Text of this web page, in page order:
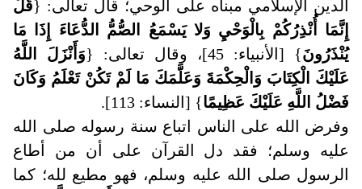
الدين الإسلامي مبناه على الوحي؛ قال تعالى: {قُلْ
إِنَّمَا أُنْذِرُكُمْ بِالْوَحْيِ وَلا يَسْمَعُ الصُّمُّ الدُّعَاءَ إِذَا مَا
يُنْذَرُونَ} [الأنبياء: 45]، وقال تعالى: {
وَأَنْزَلَ اللَّهُ
عَلَيْكَ الْكِتَابَ وَالْحِكْمَةَ وَعَلَّمَكَ مَا لَمْ تَكُنْ تَعْلَمُ وَكَانَ
فَضْلُ اللَّهِ عَلَيْكَ عَظِيمًا} [النساء: 113].
وفرض الله على الناس اتباع سنة رسوله صلى الله
عليه وسلم؛ فقد دل القرآن على أن من أطاع
الرسول صلى الله عليه وسلم، فهو مطيع لله؛ كما